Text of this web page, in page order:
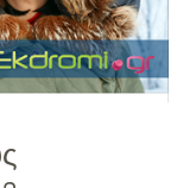
μου